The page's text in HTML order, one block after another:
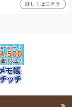
詳しくはコチラ